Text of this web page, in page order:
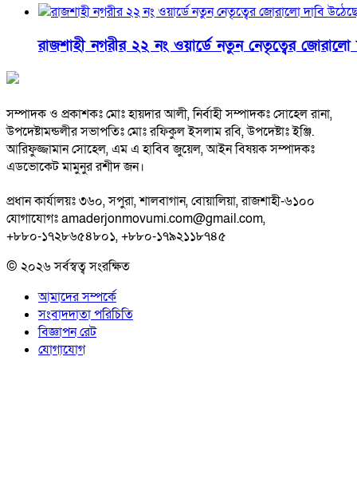
রাজশাহী নগরীর ২২ নং ওয়ার্ডে নতুন নেতৃত্বের জোরালো
সম্পাদক ও প্রকাশকঃ মোঃ হায়দার আলী, নির্বাহী সম্পাদকঃ সোহেল রানা,
উপদেষ্টামন্ডলীর সভাপতিঃ মোঃ রফিকুল ইসলাম রবি, উপদেষ্টাঃ ইঞ্জি.
আরিফুজ্জামান সোহেল, এম এ হাবিব জুয়েল, আইন বিষয়ক সম্পাদকঃ
এডভোকেট মামুনুর রশীদ জন।
প্রধান কার্যালয়ঃ ৩৬০, সপুরা, শালবাগান, বোয়ালিয়া, রাজশাহী-৬১০০
যোগাযোগঃ amaderjonmovumi.com@gmail.com,
+৮৮০-১৭২৮৬৫৪৮০১, +৮৮০-১৭৯২১১৮৭৪৫
© ২০২৬ সর্বস্বত্ব সংরক্ষিত
আমাদের সম্পর্কে
সংবাদদাতা পরিচিতি
বিজ্ঞাপন রেট
যোগাযোগ